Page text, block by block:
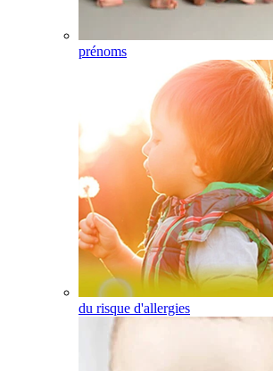
prénoms
du risque d'allergies